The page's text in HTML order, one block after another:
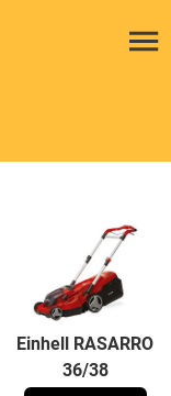
Einhell RASARRO
36/38